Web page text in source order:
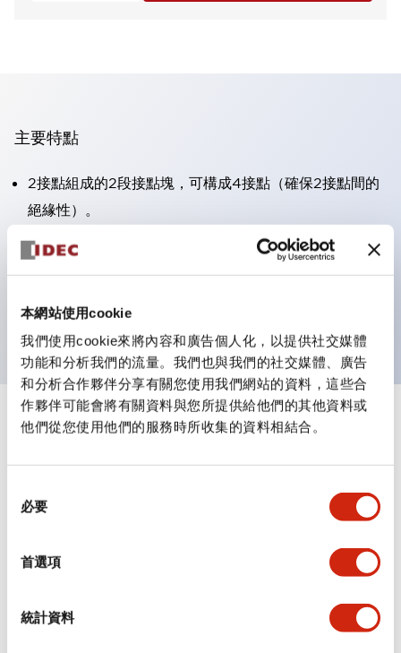
本網站使用cookie
我們使用cookie來將內容和廣告個人化，以提供社交媒體
功能和分析我們的流量。我們也與我們的社交媒體、廣告
和分析合作夥伴分享有關您使用我們網站的資料，這些合
作夥伴可能會將有關資料與您所提供給他們的其他資料或
他們從您使用他們的服務時所收集的資料相結合。
必要
首選項
統計資料
主要特點
2接點組成的2段接點塊，可構成4接點（確保2接點間的
絕緣性）。
面板深度39.9mm（※11段接點塊）、59.9mm（※22段
接點塊）。可實現省空間設計。
防護結構
規格
審美規範
環境規範
功能規格
機械規格